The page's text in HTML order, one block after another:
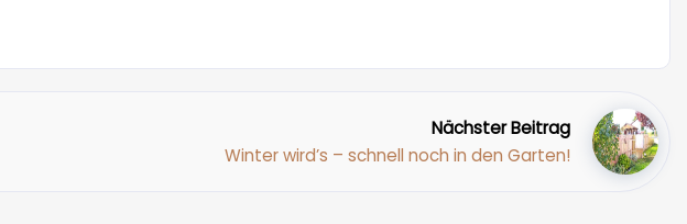
Nächster Beitrag
Winter wird’s – schnell noch in den Garten!